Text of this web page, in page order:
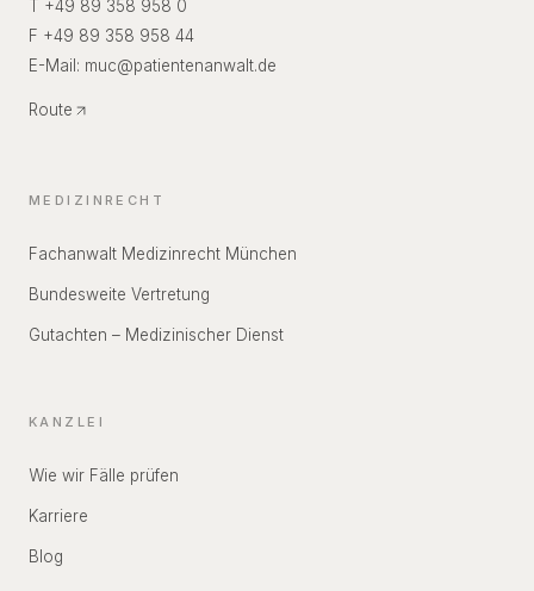
T +49 89 358 958 0
F +49 89 358 958 44
E-Mail: muc@patientenanwalt.de
Route
MEDIZINRECHT
Fachanwalt Medizinrecht München
Bundesweite Vertretung
Gutachten – Medizinischer Dienst
KANZLEI
Wie wir Fälle prüfen
Karriere
Blog